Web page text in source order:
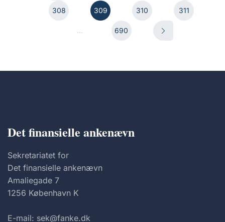
308 309 310 311
... 690
Det finansielle ankenævn
Sekretariatet for
Det finansielle ankenævn
Amaliegade 7
1256 København K
E-mail: sek@fanke.dk